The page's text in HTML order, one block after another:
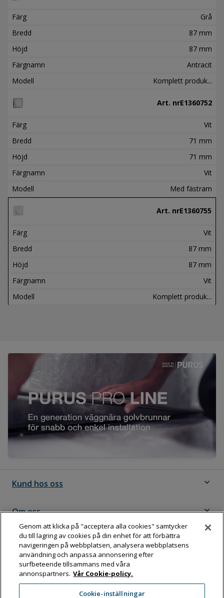
Färg
Grå
Bredd
87 mm
Höjd
87 mm
Färgnamn
Antracit
Modell
Komplett produk...
Art. nrE1360752
Färg
Vit
Bredd
71 mm
Höjd
71 mm
Färgnamn
Vit
Modell
Med fästram
Art. nrE1360755
Färg
Vit
Bredd
87 mm
Höjd
87 mm
Färgnamn
Vit
Modell
Komplett produk...
Kund hos oss expand_more
Om oss expand_more
Följ Dahl
Dahl Sverige AB
Genom att klicka på "acceptera alla cookies" samtycker
du till lagring av cookies på din enhet för att förbättra
navigeringen på webbplatsen, analysera webbplatsens
användning och anpassa annonsering efter
surfbeteende tillsammans med våra
annonspartners. Vår Cookie-policy.
Cookie-inställningar